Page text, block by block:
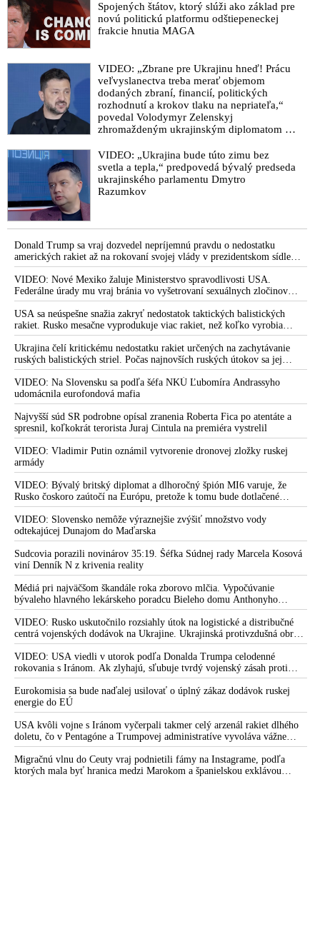
Spojených štátov, ktorý slúži ako základ pre
novú politickú platformu odštiepeneckej
frakcie hnutia MAGA
VIDEO: „Zbrane pre Ukrajinu hneď! Prácu
veľvyslanectva treba merať objemom
dodaných zbraní, financií, politických
rozhodnutí a krokov tlaku na nepriateľa,“
povedal Volodymyr Zelenskyj
zhromaždeným ukrajinským diplomatom v
že USA Ukrajine nedodajú protiraketové
systémy Patriot
VIDEO: „Ukrajina bude túto zimu bez
svetla a tepla,“ predpovedá bývalý predseda
ukrajinského parlamentu Dmytro
Razumkov
Donald Trump sa vraj dozvedel nepríjemnú pravdu o nedostatku
amerických rakiet až na rokovaní svojej vlády v prezidentskom sídle
Camp David v Marylande, a preto musel odložiť plánované útoky na
Irán. Prezident USA sa pre to údajne pohádal so šéfom Pentagónu, lebo
bol presvedčený o opaku
VIDEO: Nové Mexiko žaluje Ministerstvo spravodlivosti USA.
Federálne úrady mu vraj bránia vo vyšetrovaní sexuálnych zločinov
organizátora pedofilnej siete Jeffreyho Epsteina. Ten mal nariadiť, aby
dve dievčatá zo zahraničia, ktoré boli uškrtené počas drsného
fetišistického sexu, pochovali v blízkosti jeho ranča v tomto americkom
štáte
USA sa neúspešne snažia zakryť nedostatok taktických balistických
rakiet. Rusko mesačne vyprodukuje viac rakiet, než koľko vyrobia
všetci producenti systémov Patriot dohromady
Ukrajina čelí kritickému nedostatku rakiet určených na zachytávanie
ruských balistických striel. Počas najnovších ruských útokov sa jej
nepodarilo zostreliť ani jednu. Volodymyr Zelenskyj sa v zúfalstve snaží
prostredníctvom NATO zabezpečiť ich dodávky
VIDEO: Na Slovensku sa podľa šéfa NKÚ Ľubomíra Andrassyho
udomácnila eurofondová mafia
Najvyšší súd SR podrobne opísal zranenia Roberta Fica po atentáte a
spresnil, koľkokrát terorista Juraj Cintula na premiéra vystrelil
VIDEO: Vladimir Putin oznámil vytvorenie dronovej zložky ruskej
armády
VIDEO: Bývalý britský diplomat a dlhoročný špión MI6 varuje, že
Rusko čoskoro zaútočí na Európu, pretože k tomu bude dotlačené
rovnako, ako bolo dotlačené k invázii na Ukrajinu v roku 2022.
Zelenskyj medzitým v Kyjeve naliehal na zhromaždených diplomatov,
aby vo svete zháňali energie pre Ukrajinu na zimu. Putin vraj bude
mobilizovať a vojna sa do zimy pravdepodobne neskončí
VIDEO: Slovensko nemôže výraznejšie zvýšiť množstvo vody
odtekajúcej Dunajom do Maďarska
Sudcovia porazili novinárov 35:19. Šéfka Súdnej rady Marcela Kosová
viní Denník N z krivenia reality
Médiá pri najväčšom škandále roka zborovo mlčia. Vypočúvanie
bývaleho hlavného lekárskeho poradcu Bieleho domu Anthonyho
Fauciho pred výborom amerického Senátu väčšina médií ignorovala
VIDEO: Rusko uskutočnilo rozsiahly útok na logistické a distribučné
centrá vojenských dodávok na Ukrajine. Ukrajinská protivzdušná obrana
nedokázala počas ničivého nočného útoku na Kyjev a jeho okolie
zachytiť ani jednu ruskú raketu
VIDEO: USA viedli v utorok podľa Donalda Trumpa celodenné
rokovania s Iránom. Ak zlyhajú, sľubuje tvrdý vojenský zásah proti
Teheránu
Eurokomisia sa bude naďalej usilovať o úplný zákaz dodávok ruskej
energie do EÚ
USA kvôli vojne s Iránom vyčerpali takmer celý arzenál rakiet dlhého
doletu, čo v Pentagóne a Trumpovej administratíve vyvoláva vážne
obavy o bojaschopnosť americkej armády v prípade vypuknutia
konfliktu s Čínou alebo Ruskom
Migračnú vlnu do Ceuty vraj podnietili fámy na Instagrame, podľa
ktorých mala byť hranica medzi Marokom a španielskou exklávou